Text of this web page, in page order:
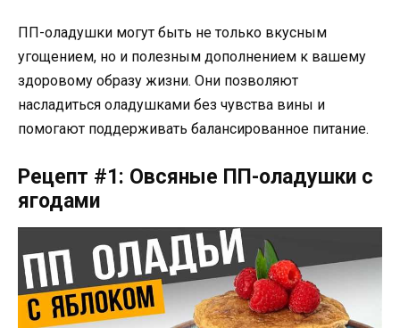
ПП-оладушки могут быть не только вкусным
угощением, но и полезным дополнением к вашему
здоровому образу жизни. Они позволяют
насладиться оладушками без чувства вины и
помогают поддерживать балансированное питание.
Рецепт #1: Овсяные ПП-оладушки с
ягодами